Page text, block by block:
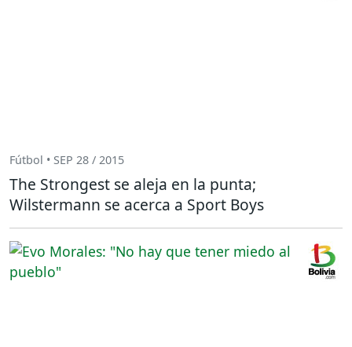
Fútbol • SEP 28 / 2015
The Strongest se aleja en la punta;
Wilstermann se acerca a Sport Boys